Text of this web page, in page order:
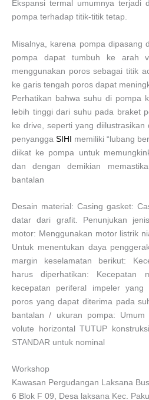
Ekspansi termal umumnya terjadi
pompa terhadap titik-titik tetap.
Misalnya, karena pompa dipasang
pompa dapat tumbuh ke arah
menggunakan poros sebagai titik
ke garis tengah poros dapat
Perhatikan bahwa suhu di pompa
lebih tinggi dari suhu pada braket
ke drive, seperti yang
penyangga SIHI memiliki “lubang
diikat ke pompa untuk
dan dengan demikian
bantalan
Desain material: Casing gasket:
datar dari grafit. Penunjukan
motor: Menggunakan motor listrik
Untuk menentukan daya
margin keselamatan berikut:
harus diperhatikan: Kecepatan
kecepatan periferal impeler
poros yang dapat diterima pada
bantalan / ukuran pompa: Umum
volute horizontal TUTUP
STANDAR untuk nominal
Workshop
Kawasan Pergudangan Laksana
6 Blok F 09, Desa laksana Kec.